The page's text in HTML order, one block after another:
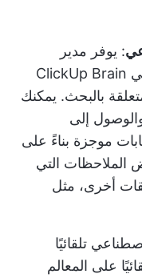
: يوفر مدير
المعرفة بالذكاء الاصطناعي في ClickUp Brain
بالبحث. يمكنك
إلى
موجزة بناءً على
الملاحظات التي
أخرى، مثل
تلقائيًا
على المعالم